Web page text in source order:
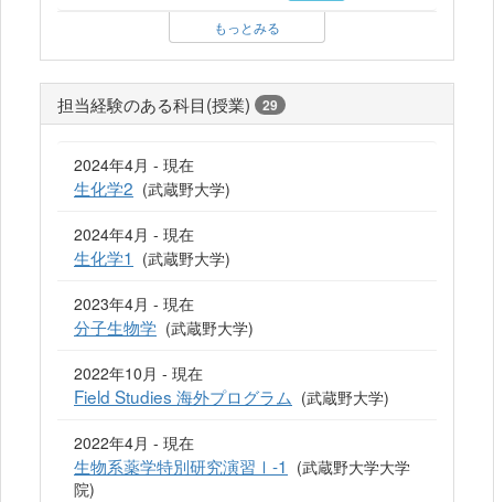
もっとみる
担当経験のある科目(授業) 29
2024年4月 - 現在
生化学2 (武蔵野大学)
2024年4月 - 現在
生化学1 (武蔵野大学)
2023年4月 - 現在
分子生物学 (武蔵野大学)
2022年10月 - 現在
Field Studies 海外プログラム (武蔵野大学)
2022年4月 - 現在
生物系薬学特別研究演習Ⅰ-1 (武蔵野大学大学
院)